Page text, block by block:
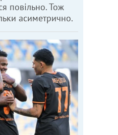
повільно. Тож
асиметрично.